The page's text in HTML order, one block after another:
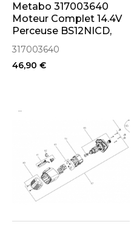
Metabo 317003640
Moteur Complet 14.4V
Perceuse BS12NICD,
BS14.4LI
317003640
46,90 €
..